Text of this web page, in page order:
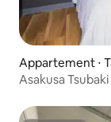
Appartement ⋅
Asakusa